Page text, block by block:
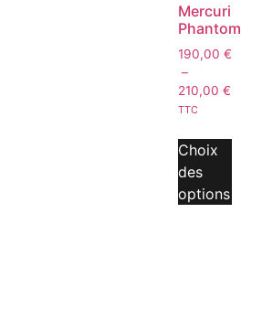
Mercuri
Phantom
190,00€
–
210,00€
TTC
Choix
des
options